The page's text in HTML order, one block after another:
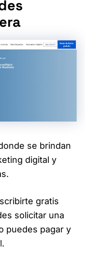
se brindan
digital y
gratis
solicitar una
puedes pagar y